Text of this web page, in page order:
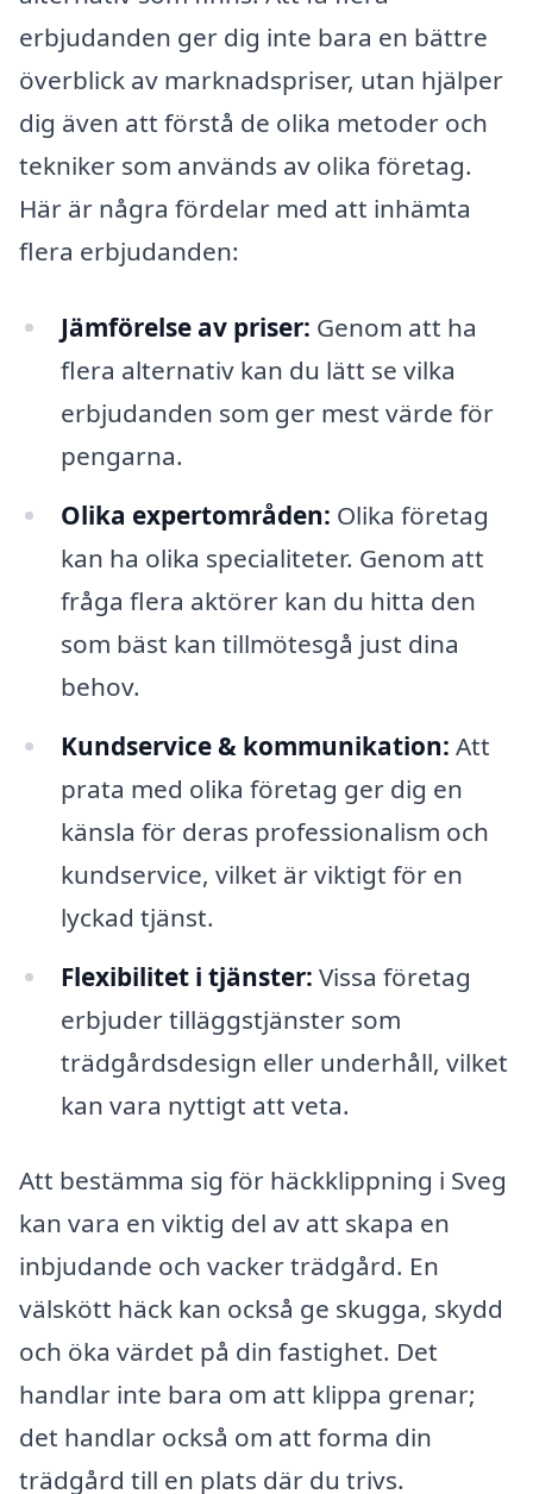
erbjudanden ger dig inte bara en bättre
överblick av marknadspriser, utan hjälper
dig även att förstå de olika metoder och
tekniker som används av olika företag.
Här är några fördelar med att inhämta
flera erbjudanden:
Jämförelse av priser: Genom att ha
flera alternativ kan du lätt se vilka
erbjudanden som ger mest värde för
pengarna.
Olika expertområden: Olika företag
kan ha olika specialiteter. Genom att
fråga flera aktörer kan du hitta den
som bäst kan tillmötesgå just dina
behov.
Kundservice & kommunikation: Att
prata med olika företag ger dig en
känsla för deras professionalism och
kundservice, vilket är viktigt för en
lyckad tjänst.
Flexibilitet i tjänster: Vissa företag
erbjuder tilläggstjänster som
trädgårdsdesign eller underhåll, vilket
kan vara nyttigt att veta.
Att bestämma sig för häckklippning i Sveg
kan vara en viktig del av att skapa en
inbjudande och vacker trädgård. En
välskött häck kan också ge skugga, skydd
och öka värdet på din fastighet. Det
handlar inte bara om att klippa grenar;
det handlar också om att forma din
trädgård till en plats där du trivs.